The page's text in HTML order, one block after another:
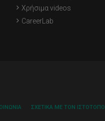
Χρήσιμα videos
CareerLab
ΣΧΕΤΙΚΆ ΜΕ ΤΟΝ ΙΣΤΌΤΟΠΟ